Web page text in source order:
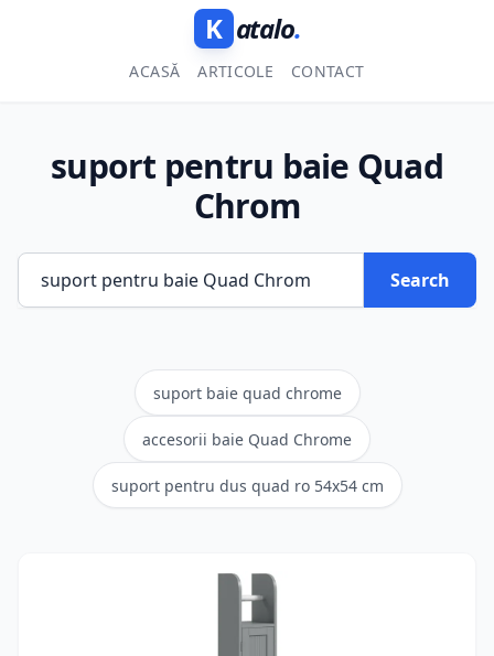
K atalo.
ACASĂ ARTICOLE CONTACT
suport pentru baie Quad
Chrom
Search
suport baie quad chrome
accesorii baie Quad Chrome
suport pentru dus quad ro 54x54 cm